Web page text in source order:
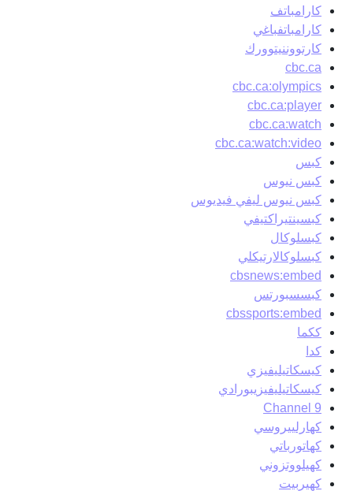
كارامباتف
كارامباتفباغي
كارتووننيتوورك
cbc.ca
cbc.ca:olympics
cbc.ca:player
cbc.ca:watch
cbc.ca:watch:video
كبس
كبس نيوس
كبس نيوس ليفي فيديوس
كبسينتيراكتيفي
كبسلوكال
كبسلوكالارتيكلي
cbsnews:embed
كبسسبورتس
cbssports:embed
ككما
كدا
كيسكاتيليفيزي
كيسكاتيليفيزيبورادي
Channel 9
كهارلييروسي
كهاتورباتي
كهيلووتزوني
كهيربيت